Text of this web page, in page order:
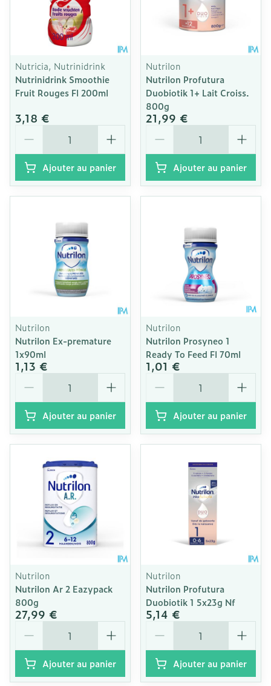
Nutricia, Nutrinidrink
Nutrinidrink Smoothie
Fruit Rouges Fl 200ml
3,18 €
Ajouter au panier
Nutrilon
Nutrilon Profutura
Duobiotik 1+ Lait Croiss.
800g
21,99 €
Ajouter au panier
Nutrilon
Nutrilon Ex-premature
1x90ml
1,13 €
Ajouter au panier
Nutrilon
Nutrilon Prosyneo 1
Ready To Feed Fl 70ml
1,01 €
Ajouter au panier
Nutrilon
Nutrilon Ar 2 Eazypack
800g
27,99 €
Ajouter au panier
Nutrilon
Nutrilon Profutura
Duobiotik 1 5x23g Nf
5,14 €
Ajouter au panier